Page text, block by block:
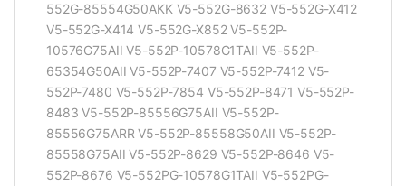
552G-85554G50AKK V5-552G-8632 V5-552G-X412
V5-552G-X414 V5-552G-X852 V5-552P-
10576G75AII V5-552P-10578G1TAII V5-552P-
65354G50AII V5-552P-7407 V5-552P-7412 V5-
552P-7480 V5-552P-7854 V5-552P-8471 V5-552P-
8483 V5-552P-85556G75AII V5-552P-
85556G75ARR V5-552P-85558G50AII V5-552P-
85558G75AII V5-552P-8629 V5-552P-8646 V5-
552P-8676 V5-552PG-10578G1TAII V5-552PG-